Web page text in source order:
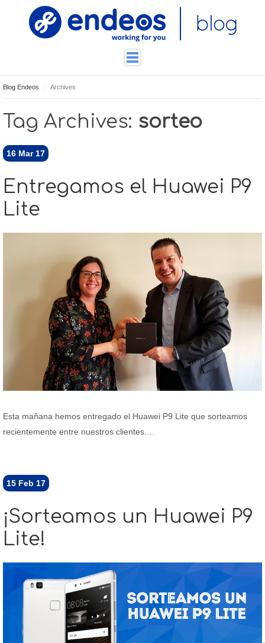
TECNOLOGÍA
Blog Endeos Archives
Tag Archives: sorteo
16 Mar 17
Entregamos el Huawei P9
Lite
Esta mañana hemos entregado el Huawei P9 Lite que sorteamos
recientemente entre nuestros clientes.…
15 Feb 17
¡Sorteamos un Huawei P9
Lite!